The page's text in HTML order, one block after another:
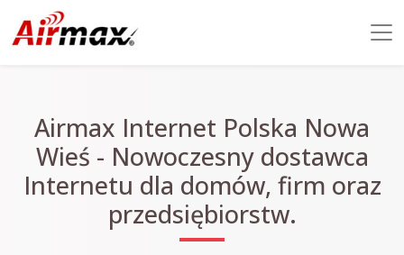
Airmax Internet Polska Nowa
Wieś - Nowoczesny dostawca
Internetu dla domów, firm oraz
przedsiębiorstw.